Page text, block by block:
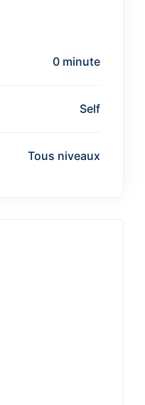
0 minute
Self
Tous niveaux